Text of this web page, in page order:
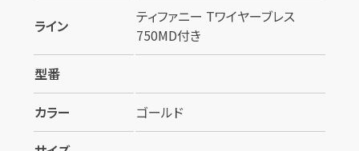
ライン
ティファニー Tワイヤーブレス
750MD付き
型番
カラー
ゴールド